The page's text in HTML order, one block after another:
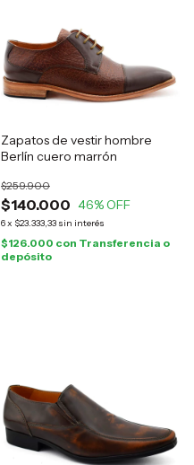
Zapatos de vestir hombre
Berlín cuero marrón
$140.000
$259.900
46% OFF
6x $23.333,33 sin interés
$126.000 con Transferencia o
depósito